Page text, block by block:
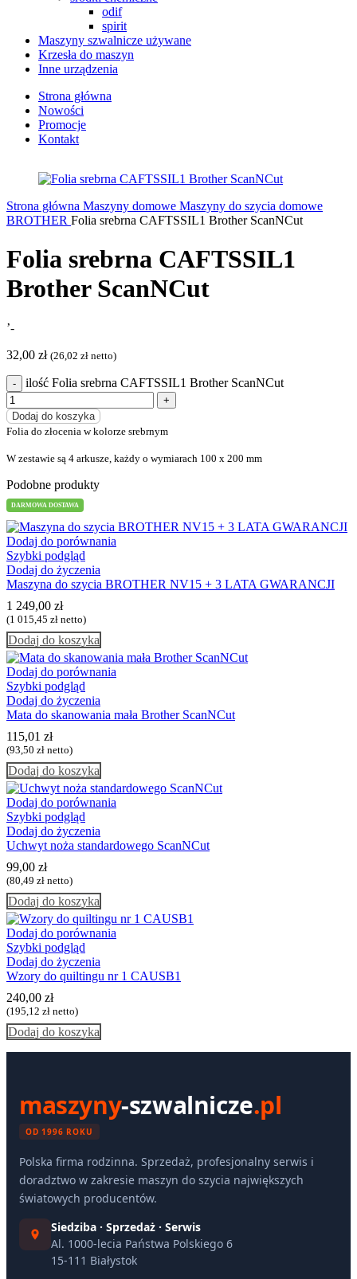
odif
spirit
Maszyny szwalnicze używane
Krzesła do maszyn
Inne urządzenia
Strona główna
Nowości
Promocje
Kontakt
Strona główna Maszyny domowe Maszyny do szycia domowe
BROTHER Folia srebrna CAFTSSIL1 Brother ScanNCut
Folia srebrna CAFTSSIL1
Brother ScanNCut
’-
32,00 zł (26,02 zł netto)
ilość Folia srebrna CAFTSSIL1 Brother ScanNCut
Dodaj do koszyka
Folia do złocenia w kolorze srebrnym
W zestawie są 4 arkusze, każdy o wymiarach 100 x 200 mm
Podobne produkty
DARMOWA DOSTAWA
Dodaj do porównania
Szybki podgląd
Dodaj do życzenia
Maszyna do szycia BROTHER NV15 + 3 LATA GWARANCJI
1 249,00 zł
(1 015,45 zł netto)
Dodaj do koszyka
Dodaj do porównania
Szybki podgląd
Dodaj do życzenia
Mata do skanowania mała Brother ScanNCut
115,01 zł
(93,50 zł netto)
Dodaj do koszyka
Dodaj do porównania
Szybki podgląd
Dodaj do życzenia
Uchwyt noża standardowego ScanNCut
99,00 zł
(80,49 zł netto)
Dodaj do koszyka
Dodaj do porównania
Szybki podgląd
Dodaj do życzenia
Wzory do quiltingu nr 1 CAUSB1
240,00 zł
(195,12 zł netto)
Dodaj do koszyka
maszyny-szwalnicze.pl
OD 1996 ROKU
Polska firma rodzinna. Sprzedaż, profesjonalny serwis i
doradztwo w zakresie maszyn do szycia największych
światowych producentów.
Siedziba · Sprzedaż · Serwis
Al. 1000-lecia Państwa Polskiego 6
15-111 Białystok